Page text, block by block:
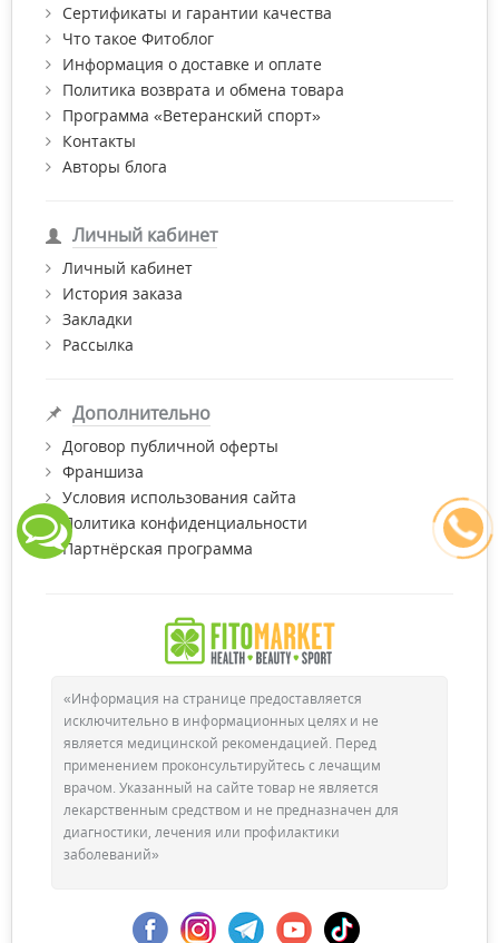
Сертификаты и гарантии качества
Что такое Фитоблог
Информация о доставке и оплате
Политика возврата и обмена товара
Программа «Ветеранский спорт»
Контакты
Авторы блога
Личный кабинет
Личный кабинет
История заказа
Закладки
Рассылка
Дополнительно
Договор публичной оферты
Франшиза
Условия использования сайта
Политика конфиденциальности
Партнёрская программа
«Информация на странице предоставляется
исключительно в информационных целях и не
является медицинской рекомендацией. Перед
применением проконсультируйтесь с лечащим
врачом. Указанный на сайте товар не является
лекарственным средством и не предназначен для
диагностики, лечения или профилактики
заболеваний»